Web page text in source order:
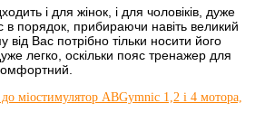
і для жінок, і для чоловіків, дуже
в порядок, прибираючи навіть великий
від Вас потрібно тільки носити його
легко, оскільки пояс тренажер для
міостимулятор ABGymnic 1,2 і 4 мотора,